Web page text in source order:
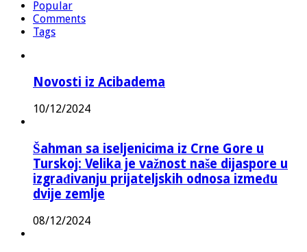
Popular
Comments
Tags
Novosti iz Acibadema
10/12/2024
Šahman sa iseljenicima iz Crne Gore u
Turskoj: Velika je važnost naše dijaspore u
izgrađivanju prijateljskih odnosa između
dvije zemlje
08/12/2024